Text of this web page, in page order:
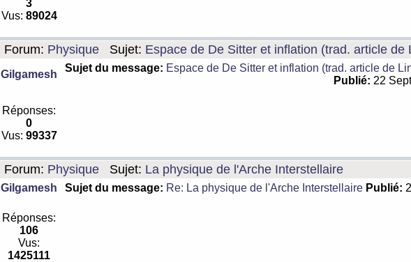
3
Vus: 89024
Forum: Physique Sujet: Espace de De Sitter et inflation (trad. article de
Gilgamesh
Sujet du message: Espace de De Sitter et inflation (trad. article de
Publié: 22
Réponses:
0
Vus: 99337
Forum: Physique Sujet: La physique de l'Arche Interstellaire
Gilgamesh Sujet du message: Re: La physique de l'Arche Interstellaire Publié:
Réponses:
106
Vus:
1425111